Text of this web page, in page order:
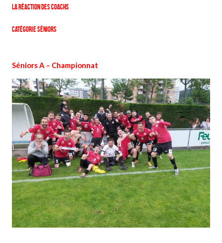
La réaction des coachs
Catégorie Séniors
Séniors A – Championnat